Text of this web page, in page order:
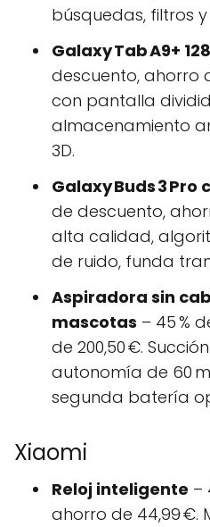
búsquedas, filtros
Galaxy Tab A9+
descuento, ahorro
con pantalla
almacenamiento
3D.
Galaxy Buds 3
de descuento,
alta calidad,
de ruido, funda
Aspiradora sin
mascotas – 45 %
de 200,50 €.
autonomía de 60
segunda batería
Xiaomi
Reloj inteligente –
ahorro de 44,99 €.